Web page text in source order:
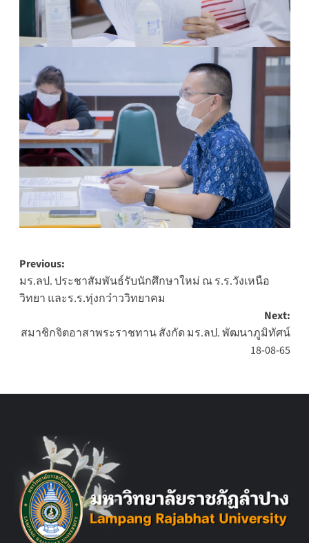
Post
navigation
Previous:
มร.ลป. ประชาสัมพันธ์รับนักศึกษาใหม่ ณ ร.ร.วังเหนือ
วิทยา และร.ร.ทุ่งกว๋าววิทยาคม
Next:
สมาชิกจิตอาสาพระราชทาน สังกัด มร.ลป. พัฒนาภูมิทัศน์
18-08-65